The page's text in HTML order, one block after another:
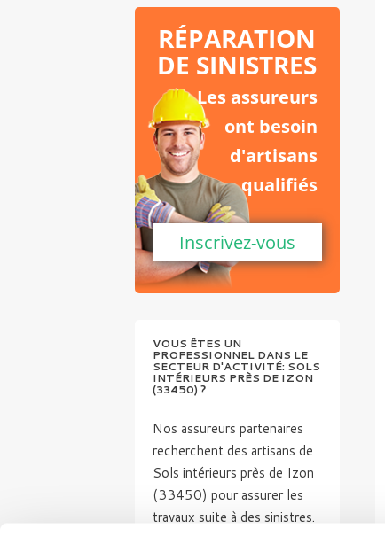
RÉPARATION
DE SINISTRES
Les assureurs
ont besoin
d'artisans
qualifiés
Inscrivez-vous
VOUS ÊTES UN
PROFESSIONNEL DANS LE
SECTEUR D'ACTIVITÉ: SOLS
INTÉRIEURS PRÈS DE IZON
(33450) ?
Nos assureurs partenaires
recherchent des artisans de
Sols intérieurs près de Izon
(33450) pour assurer les
travaux suite à des sinistres.